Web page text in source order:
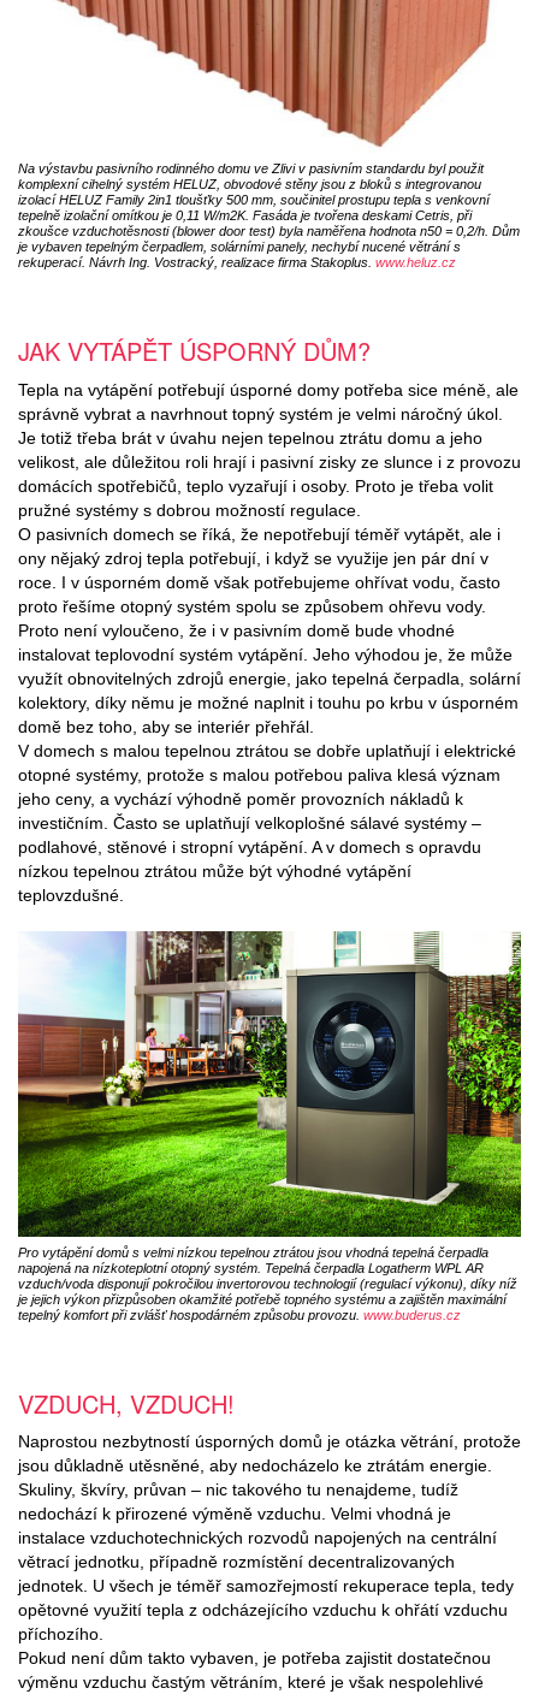
Na výstavbu pasivního rodinného domu ve Zlivi v pasivním standardu byl použit
komplexní cihelný systém HELUZ, obvodové stěny jsou z bloků s integrovanou
izolací HELUZ Family 2in1 tloušťky 500 mm, součinitel prostupu tepla s venkovní
tepelně izolační omítkou je 0,11 W/m2K. Fasáda je tvořena deskami Cetris, při
zkoušce vzduchotěsnosti (blower door test) byla naměřena hodnota n50 = 0,2/h. Dům
je vybaven tepelným čerpadlem, solárními panely, nechybí nucené větrání s
rekuperací. Návrh Ing. Vostracký, realizace firma Stakoplus. www.heluz.cz
JAK VYTÁPĚT ÚSPORNÝ DŮM?
Tepla na vytápění potřebují úsporné domy potřeba sice méně, ale
správně vybrat a navrhnout topný systém je velmi náročný úkol.
Je totiž třeba brát v úvahu nejen tepelnou ztrátu domu a jeho
velikost, ale důležitou roli hrají i pasivní zisky ze slunce i z provozu
domácích spotřebičů, teplo vyzařují i osoby. Proto je třeba volit
pružné systémy s dobrou možností regulace.
O pasivních domech se říká, že nepotřebují téměř vytápět, ale i
ony nějaký zdroj tepla potřebují, i když se využije jen pár dní v
roce. I v úsporném domě však potřebujeme ohřívat vodu, často
proto řešíme otopný systém spolu se způsobem ohřevu vody.
Proto není vyloučeno, že i v pasivním domě bude vhodné
instalovat teplovodní systém vytápění. Jeho výhodou je, že může
využít obnovitelných zdrojů energie, jako tepelná čerpadla, solární
kolektory, díky němu je možné naplnit i touhu po krbu v úsporném
domě bez toho, aby se interiér přehřál.
V domech s malou tepelnou ztrátou se dobře uplatňují i elektrické
otopné systémy, protože s malou potřebou paliva klesá význam
jeho ceny, a vychází výhodně poměr provozních nákladů k
investičním. Často se uplatňují velkoplošné sálavé systémy –
podlahové, stěnové i stropní vytápění. A v domech s opravdu
nízkou tepelnou ztrátou může být výhodné vytápění
teplovzdušné.
Pro vytápění domů s velmi nízkou tepelnou ztrátou jsou vhodná tepelná čerpadla
napojená na nízkoteplotní otopný systém. Tepelná čerpadla Logatherm WPL AR
vzduch/voda disponují pokročilou invertorovou technologií (regulací výkonu), díky níž
je jejich výkon přizpůsoben okamžité potřebě topného systému a zajištěn maximální
tepelný komfort při zvlášť hospodárném způsobu provozu. www.buderus.cz
VZDUCH, VZDUCH!
Naprostou nezbytností úsporných domů je otázka větrání, protože
jsou důkladně utěsněné, aby nedocházelo ke ztrátám energie.
Skuliny, škvíry, průvan – nic takového tu nenajdeme, tudíž
nedochází k přirozené výměně vzduchu. Velmi vhodná je
instalace vzduchotechnických rozvodů napojených na centrální
větrací jednotku, případně rozmístění decentralizovaných
jednotek. U všech je téměř samozřejmostí rekuperace tepla, tedy
opětovné využití tepla z odcházejícího vzduchu k ohřátí vzduchu
příchozího.
Pokud není dům takto vybaven, je potřeba zajistit dostatečnou
výměnu vzduchu častým větráním, které je však nespolehlivé